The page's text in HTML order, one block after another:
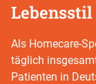
Lebensstil
Als Homecare-
täglich
Patienten in